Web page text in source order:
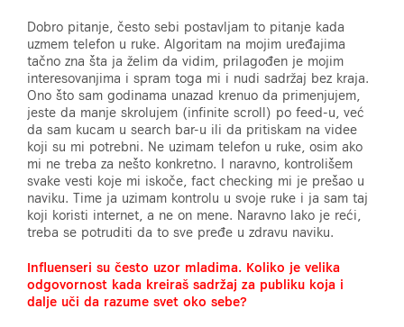
Dobro pitanje, često sebi postavljam to pitanje kada
uzmem telefon u ruke. Algoritam na mojim uređajima
tačno zna šta ja želim da vidim, prilagođen je mojim
interesovanjima i spram toga mi i nudi sadržaj bez kraja.
Ono što sam godinama unazad krenuo da primenjujem,
jeste da manje skrolujem (infinite scroll) po feed-u, već
da sam kucam u search bar-u ili da pritiskam na videe
koji su mi potrebni. Ne uzimam telefon u ruke, osim ako
mi ne treba za nešto konkretno. I naravno, kontrolišem
svake vesti koje mi iskoče, fact checking mi je prešao u
naviku. Time ja uzimam kontrolu u svoje ruke i ja sam taj
koji koristi internet, a ne on mene. Naravno lako je reći,
treba se potruditi da to sve pređe u zdravu naviku.
Influenseri su često uzor mladima. Koliko je velika
odgovornost kada kreiraš sadržaj za publiku koja i
dalje uči da razume svet oko sebe?